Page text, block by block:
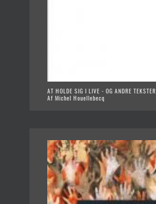
AT HOLDE SIG I LIVE - OG ANDRE TEKSTER
Af Michel Houellebecq